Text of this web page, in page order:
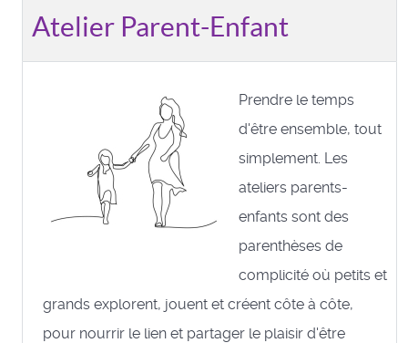
Atelier Parent-Enfant
Prendre le temps
d'être ensemble, tout
simplement. Les
ateliers parents-
enfants sont des
parenthèses de
complicité où petits et
grands explorent, jouent et créent côte à côte,
pour nourrir le lien et partager le plaisir d'être